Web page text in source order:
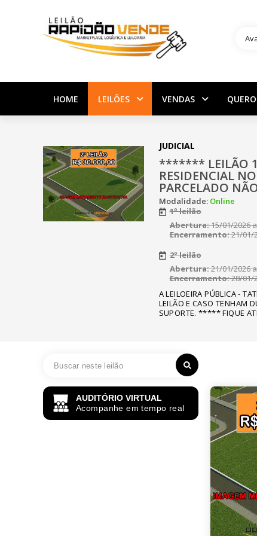
HOME LEILÕES VENDAS
JUDICIAL
******* LEILÃO
RESIDENCIAL
PARCELADO
Modalidade: Online
1º leilão
Abertura:15/01/2026
Encerramento:21/01/
2º leilão
Abertura:21/01/2026
Encerramento:28/01/
A LEILOEIRA PÚBLICA -
LEILÃO E CASO TENHAM
SUPORTE. ***** FIQUE
AUDITÓRIO VIRTUAL
Acompanhe em tempo real